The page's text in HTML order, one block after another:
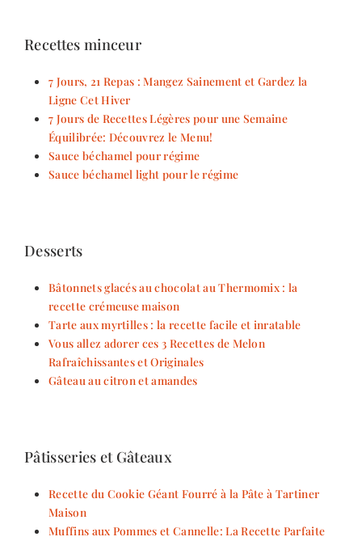
Recettes minceur
7 Jours, 21 Repas : Mangez Sainement et Gardez la
Ligne Cet Hiver
7 Jours de Recettes Légères pour une Semaine
Équilibrée: Découvrez le Menu!
Sauce béchamel pour régime
Sauce béchamel light pour le régime
Desserts
Bâtonnets glacés au chocolat au Thermomix : la
recette crémeuse maison
Tarte aux myrtilles : la recette facile et inratable
Vous allez adorer ces 3 Recettes de Melon
Rafraîchissantes et Originales
Gâteau au citron et amandes
Pâtisseries et Gâteaux
Recette du Cookie Géant Fourré à la Pâte à Tartiner
Maison
Muffins aux Pommes et Cannelle: La Recette Parfaite